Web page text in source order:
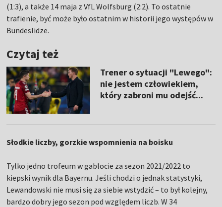
(1:3), a także 14 maja z VfL Wolfsburg (2:2). To ostatnie
trafienie, być może było ostatnim w historii jego występów w
Bundeslidze.
Czytaj też
Trener o sytuacji "Lewego":
nie jestem człowiekiem,
który zabroni mu odejść...
Słodkie liczby, gorzkie wspomnienia na boisku
Tylko jedno trofeum w gablocie za sezon 2021/2022 to
kiepski wynik dla Bayernu. Jeśli chodzi o jednak statystyki,
Lewandowski nie musi się za siebie wstydzić – to był kolejny,
bardzo dobry jego sezon pod względem liczb. W 34